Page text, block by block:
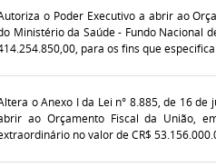
o Poder Executivo a abrir ao
Ministério da Saúde - Fundo Nacional
para os fins que
o Anexo I da Lei n° 8.885, de 16
ao Orçamento Fiscal da União,
no valor de CR$